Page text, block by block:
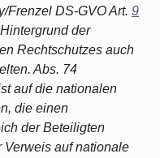
Frenzel DS-GVO Art. 9
der
Rechtschutzes auch
Abs. 74
auf die nationalen
die einen
der Beteiligten
auf nationale